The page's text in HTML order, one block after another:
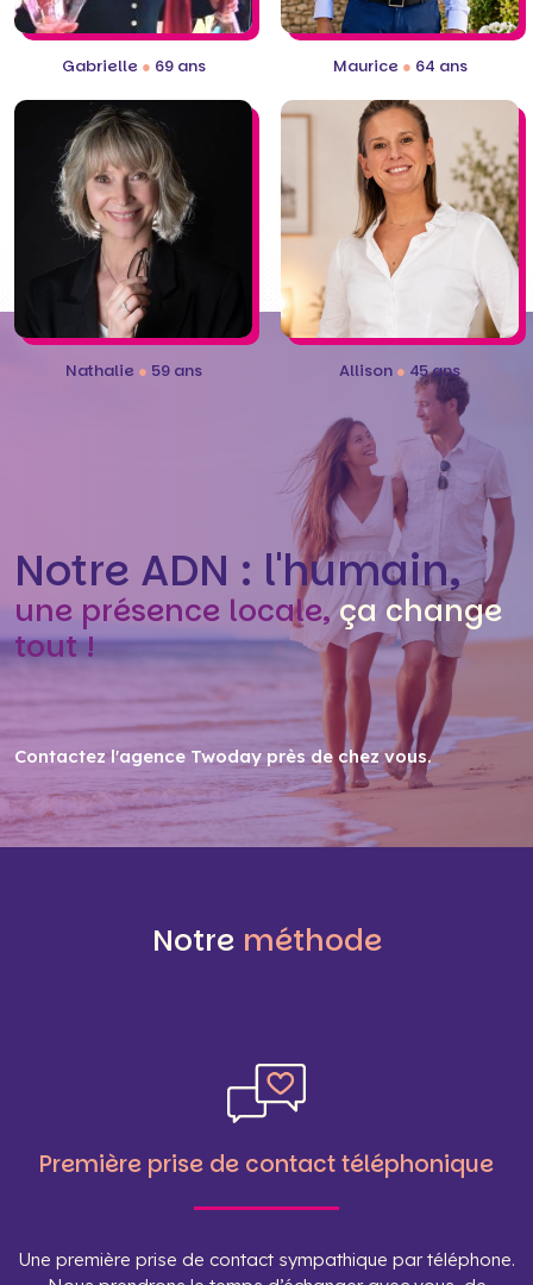
Gabrielle ● 69 ans Maurice ● 64 ans
Nathalie ● 59 ans Allison ● 45 ans
Notre ADN : l'humain,
une présence locale,ça change
tout !
Contactez l'agence Twoday près de chez vous.
Notre méthode
Première prise de contact téléphonique
Une première prise de contact sympathique par téléphone.